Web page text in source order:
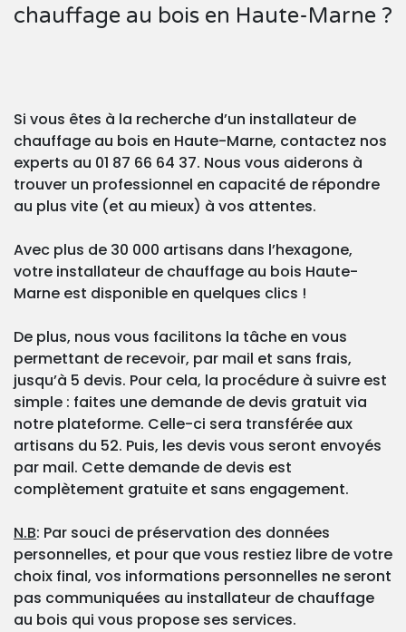
chauffage au bois en Haute-Marne ?
Si vous êtes à la recherche d’un installateur de
chauffage au bois en Haute-Marne, contactez nos
experts au 01 87 66 64 37. Nous vous aiderons à
trouver un professionnel en capacité de répondre
au plus vite (et au mieux) à vos attentes.
Avec plus de 30 000 artisans dans l’hexagone,
votre installateur de chauffage au bois Haute-
Marne est disponible en quelques clics !
De plus, nous vous facilitons la tâche en vous
permettant de recevoir, par mail et sans frais,
jusqu’à 5 devis. Pour cela, la procédure à suivre est
simple : faites une demande de devis gratuit via
notre plateforme. Celle-ci sera transférée aux
artisans du 52. Puis, les devis vous seront envoyés
par mail. Cette demande de devis est
complètement gratuite et sans engagement.
N.B: Par souci de préservation des données
personnelles, et pour que vous restiez libre de votre
choix final, vos informations personnelles ne seront
pas communiquées au installateur de chauffage
au bois qui vous propose ses services.